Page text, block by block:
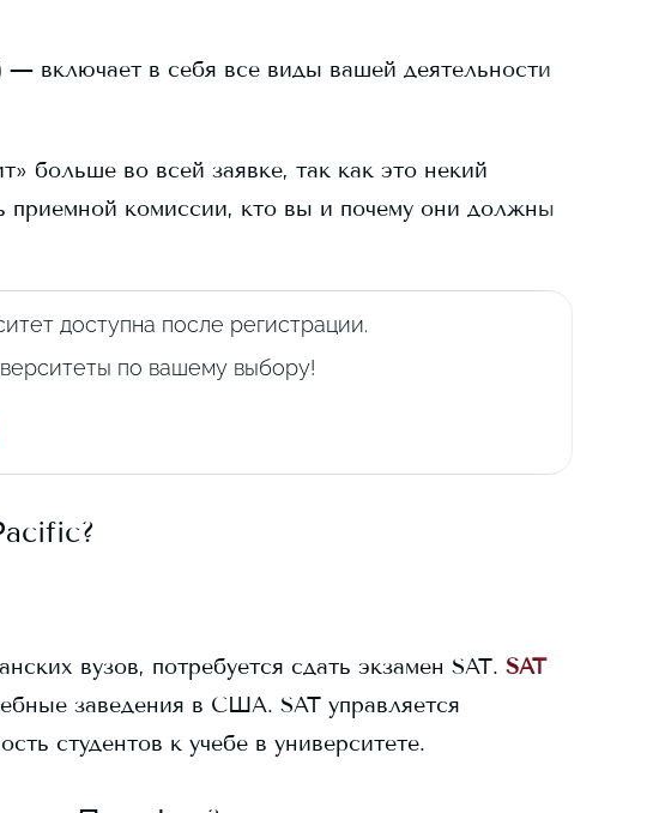
включает в себя все виды вашей деятельности
больше во всей заявке, так как это некий
приемной комиссии, кто вы и почему они должны
доступна после регистрации.
по вашему выбору!
?
вузов, потребуется сдать экзамен SAT. SAT
заведения в США. SAT управляется
студентов к учебе в университете.